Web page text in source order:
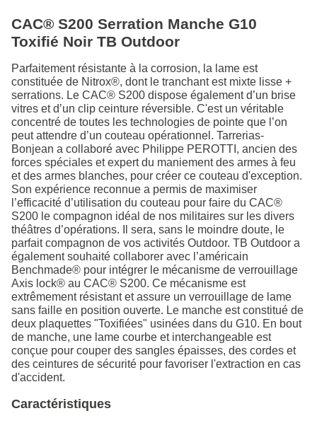
CAC® S200 Serration Manche G10
Toxifié Noir TB Outdoor
Parfaitement résistante à la corrosion, la lame est
constituée de Nitrox®, dont le tranchant est mixte lisse +
serrations. Le CAC® S200 dispose également d’un brise
vitres et d’un clip ceinture réversible. C'est un véritable
concentré de toutes les technologies de pointe que l’on
peut attendre d’un couteau opérationnel. Tarrerias-
Bonjean a collaboré avec Philippe PEROTTI, ancien des
forces spéciales et expert du maniement des armes à feu
et des armes blanches, pour créer ce couteau d'exception.
Son expérience reconnue a permis de maximiser
l’efficacité d’utilisation du couteau pour faire du CAC®
S200 le compagnon idéal de nos militaires sur les divers
théâtres d’opérations. Il sera, sans le moindre doute, le
parfait compagnon de vos activités Outdoor. TB Outdoor a
également souhaité collaborer avec l’américain
Benchmade® pour intégrer le mécanisme de verrouillage
Axis lock® au CAC® S200. Ce mécanisme est
extrêmement résistant et assure un verrouillage de lame
sans faille en position ouverte. Le manche est constitué de
deux plaquettes "Toxifiées" usinées dans du G10. En bout
de manche, une lame courbe et interchangeable est
conçue pour couper des sangles épaisses, des cordes et
des ceintures de sécurité pour favoriser l'extraction en cas
d'accident.
Caractéristiques